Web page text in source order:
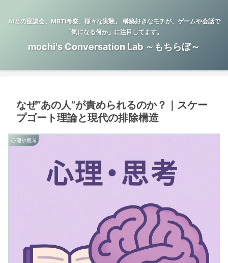
AIとの座談会、MBTI考察、様々な実験。 構築好きなモチが、ゲームや会話で
「気になる何か」に注目してます。
mochi's Conversation Lab ～もちらぼ～
なぜ“あの人”が責められるのか？｜スケー
プゴート理論と現代の排除構造
心理や思考